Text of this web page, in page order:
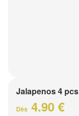
Jalapenos 4 pcs
Dès 4.90 €